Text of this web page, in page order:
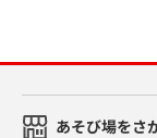
あそび場をさ